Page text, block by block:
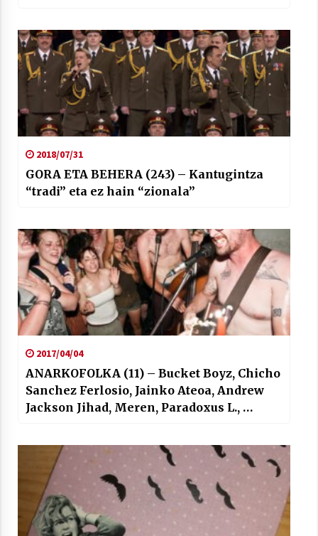
2018/07/31
GORA ETA BEHERA (243) – Kantugintza
“tradi” eta ez hain “zionala”
2017/04/04
ANARKOFOLKA (11) – Bucket Boyz, Chicho
Sanchez Ferlosio, Jainko Ateoa, Andrew
Jackson Jihad, Meren, Paradoxus L., …